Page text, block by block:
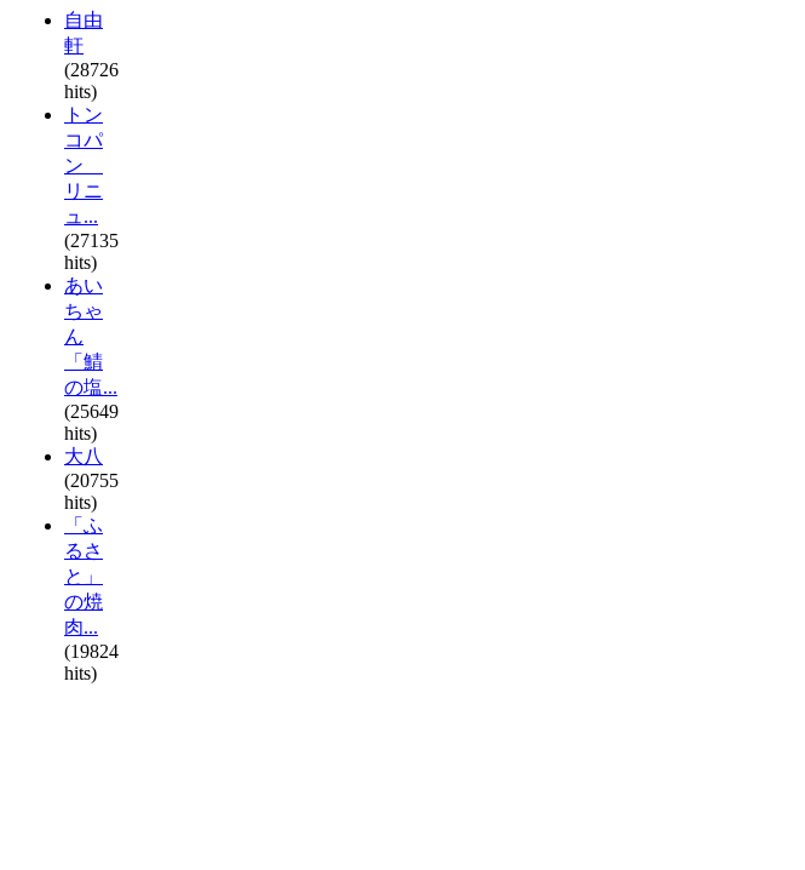
自由
軒
(28726
hits)
トン
コパ
ン
リニ
ュ...
(27135
hits)
あい
ちゃ
ん
「鯖
の塩...
(25649
hits)
大八
(20755
hits)
「ふ
るさ
と」
の焼
肉...
(19824
hits)